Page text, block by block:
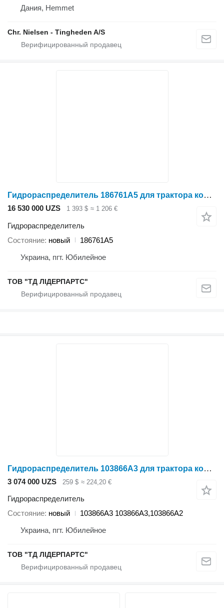
Дания, Hemmet
Chr. Nielsen - Tingheden A/S
Гидрораспределитель 186761A5 для трактора колесного Case IH
16 530 000 UZS 1 393 $ ≈ 1 206 €
Гидрораспределитель
Состояние новый
186761A5
Украина, пгт. Юбилейное
ТОВ "ТД ЛІДЕРПАРТС"
Гидрораспределитель 103866A3 для трактора колесного Case IH
3 074 000 UZS 259 $ ≈ 224,20 €
Гидрораспределитель
Состояние новый
103866A3 103866A3,103866A2
Украина, пгт. Юбилейное
ТОВ "ТД ЛІДЕРПАРТС"